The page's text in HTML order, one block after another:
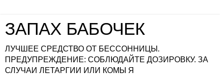
ЗАПАХ БАБОЧЕК
ЛУЧШЕЕ СРЕДСТВО ОТ БЕССОННИЦЫ.
ПРЕДУПРЕЖДЕНИЕ: СОБЛЮДАЙТЕ ДОЗИРОВКУ. ЗА
СЛУЧАИ ЛЕТАРГИИ ИЛИ КОМЫ Я